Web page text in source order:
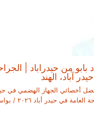
بابو من حيدراباد |
آباد، الهند
أخصائي الجهاز الهضمي في حيدر
في حيدر أباد ٢٠٢٦
/